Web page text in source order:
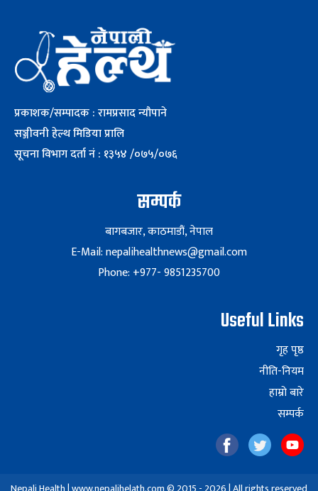
प्रकाशक/सम्पादक : रामप्रसाद न्यौपाने
सञ्जीवनी हेल्थ मिडिया प्रालि
सूचना विभाग दर्ता नं : १३५४ /०७५/०७६
सम्पर्क
बागबजार, काठमाडौं, नेपाल
E-Mail: nepalihealthnews@gmail.com
Phone: +977- 9851235700
Useful Links
गृह पृष्ठ
नीति-नियम
हाम्रो बारे
सम्पर्क